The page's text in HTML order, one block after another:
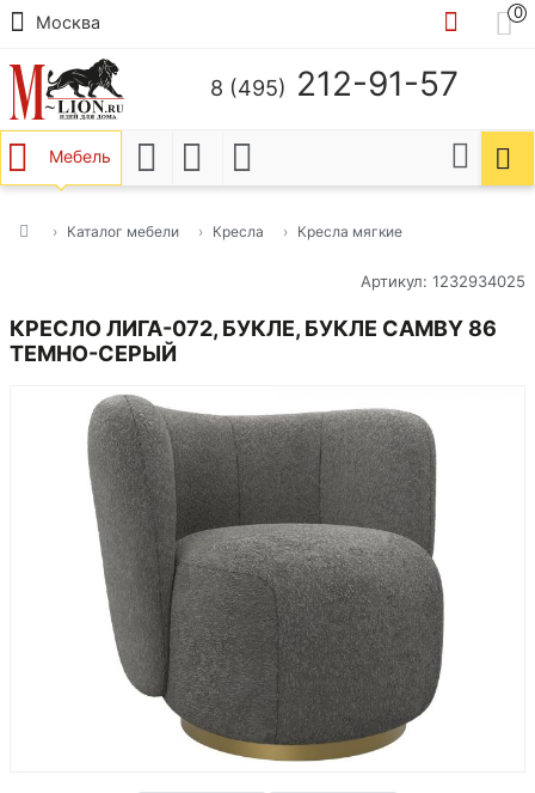
Москва
0
8 (495) 212-91-57
Мебель
Каталог мебели Кресла Кресла мягкие
Артикул: 1232934025
КРЕСЛО ЛИГА-072, БУКЛЕ, БУКЛЕ CAMBY 86
ТЕМНО-СЕРЫЙ